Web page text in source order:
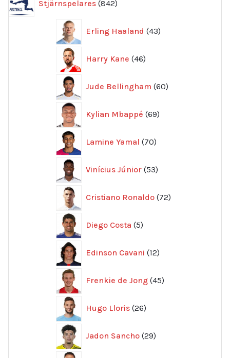
Stjärnspelares 842
produkter
Erling Haaland 43
produkter
Harry Kane 46
produkter
Jude Bellingham 60
produkter
Kylian Mbappé 69
produkter
Lamine Yamal 70
produkter
Vinícius Júnior 53
produkter
Cristiano Ronaldo 72
produkter
Diego Costa 5
produkter
Edinson Cavani 12
produkter
Frenkie de Jong 45
produkter
Hugo Lloris 26
produkter
Jadon Sancho 29
produkter